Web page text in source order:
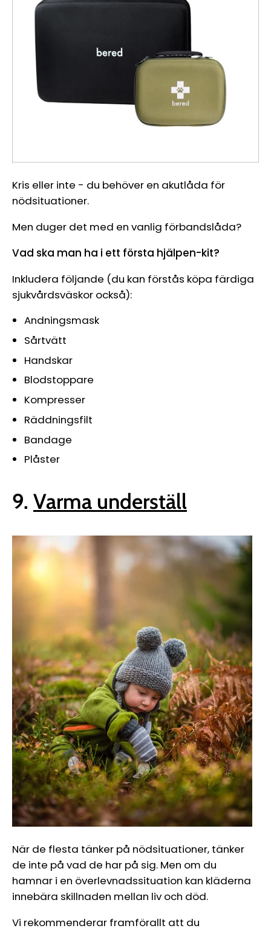
Kris eller inte - du behöver en akutlåda för
nödsituationer.
Men duger det med en vanlig förbandslåda?
Vad ska man ha i ett första hjälpen-kit?
Inkludera följande (du kan förstås köpa färdiga
sjukvårdsväskor också):
Andningsmask
Sårtvätt
Handskar
Blodstoppare
Kompresser
Räddningsfilt
Bandage
Plåster
9. Varma underställ
När de flesta tänker på nödsituationer, tänker
de inte på vad de har på sig. Men om du
hamnar i en överlevnadssituation kan kläderna
innebära skillnaden mellan liv och död.
Vi rekommenderar framförallt att du